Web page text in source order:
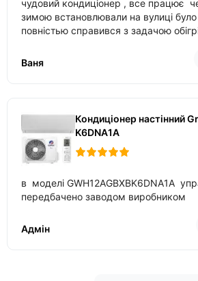
чудовий кондиціонер , все працює
зимою встановлювали на вулиці
повністью справився з задачою
температури
Ваня
Кондиціонер настінний
K6DNA1A
в моделі GWH12AGBXBK6DNA1A
передбачено заводом виробником
Адмін